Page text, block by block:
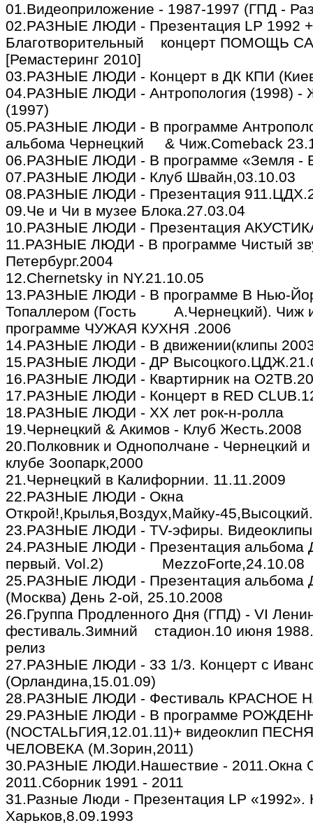
01.Видеоприложение - 1987-1997 (ГПД -
02.РАЗНЫЕ ЛЮДИ - Презентация LP 1992
Благотворительный концерт ПОМОЩЬ
[Ремастеринг 2010]
03.РАЗНЫЕ ЛЮДИ - Концерт в ДК КПИ
04.РАЗНЫЕ ЛЮДИ - Антропология (1998) -
(1997)
05.РАЗНЫЕ ЛЮДИ - В программе
альбома Чернецкий & Чиж.Comeback
06.РАЗНЫЕ ЛЮДИ - В программе «Земля -
07.РАЗНЫЕ ЛЮДИ - Клуб Швайн,03.10.03
08.РАЗНЫЕ ЛЮДИ - Презентация
09.Че и Чи в музее Блока.27.03.04
10.РАЗНЫЕ ЛЮДИ - Презентация
11.РАЗНЫЕ ЛЮДИ - В программе Чистый
Петербург.2004
12.Chernetsky in NY.21.10.05
13.РАЗНЫЕ ЛЮДИ - В программе В Нью-
Топаллером (Гость А.Чернецкий). Чиж
программе ЧУЖАЯ КУХНЯ .2006
14.РАЗНЫЕ ЛЮДИ - В движении(клипы
15.РАЗНЫЕ ЛЮДИ - ДР
16.РАЗНЫЕ ЛЮДИ - Квартирник на
17.РАЗНЫЕ ЛЮДИ - Концерт в RED
18.РАЗНЫЕ ЛЮДИ - ХХ лет рок-н-ролла
19.Чернецкий & Акимов - Клуб Жесть.2008
20.Полковник и Однополчане - Чернецкий
клубе Зоопарк,2000
21.Чернецкий в Калифорнии. 11.11.2009
22.РАЗНЫЕ ЛЮДИ - Окна
Открой!,Крылья,Воздух,Майку-
23.РАЗНЫЕ ЛЮДИ - TV-эфиры. Видеоклипы
24.РАЗНЫЕ ЛЮДИ - Презентация альбома
первый. Vol.2) MezzoForte,24.10.08
25.РАЗНЫЕ ЛЮДИ - Презентация альбома
(Москва) День 2-ой, 25.10.2008
26.Группа Продленного Дня (ГПД) - VI
фестиваль.Зимний стадион.10 июня
релиз
27.РАЗНЫЕ ЛЮДИ - 33 1/3. Концерт с
(Орландина,15.01.09)
28.РАЗНЫЕ ЛЮДИ - Фестиваль КРАСНОЕ
29.РАЗНЫЕ ЛЮДИ - В программе
(NOCTALЬГИЯ,12.01.11)+ видеоклип
ЧЕЛОВЕКА (М.Зорин,2011)
30.РАЗНЫЕ ЛЮДИ.Нашествие - 2011.Окна
2011.Сборник 1991 - 2011
31.Разные Люди - Презентация LP «1992».
Харьков,8.09.1993